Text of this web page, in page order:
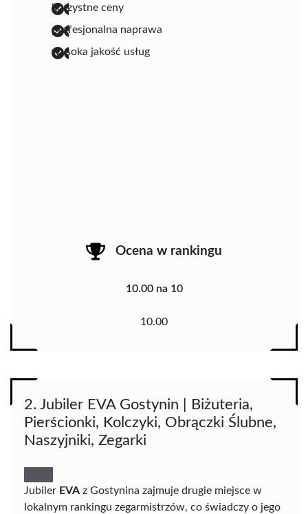
korzystne ceny
profesjonalna naprawa
wysoka jakość usług
Ocena w rankingu
10.00 na 10
10.00
2. Jubiler EVA Gostynin | Biżuteria,
Pierścionki, Kolczyki, Obrączki Ślubne,
Naszyjniki, Zegarki
Jubiler EVA z Gostynina zajmuje drugie miejsce w
lokalnym rankingu zegarmistrzów, co świadczy o jego